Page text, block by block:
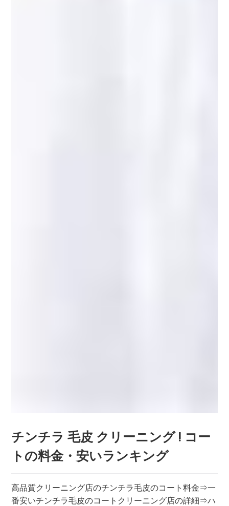
チンチラ 毛皮 クリーニング ! コー
トの料金・安いランキング
高品質クリーニング店のチンチラ毛皮のコート料金⇒一
番安いチンチラ毛皮のコートクリーニング店の詳細⇒ハ